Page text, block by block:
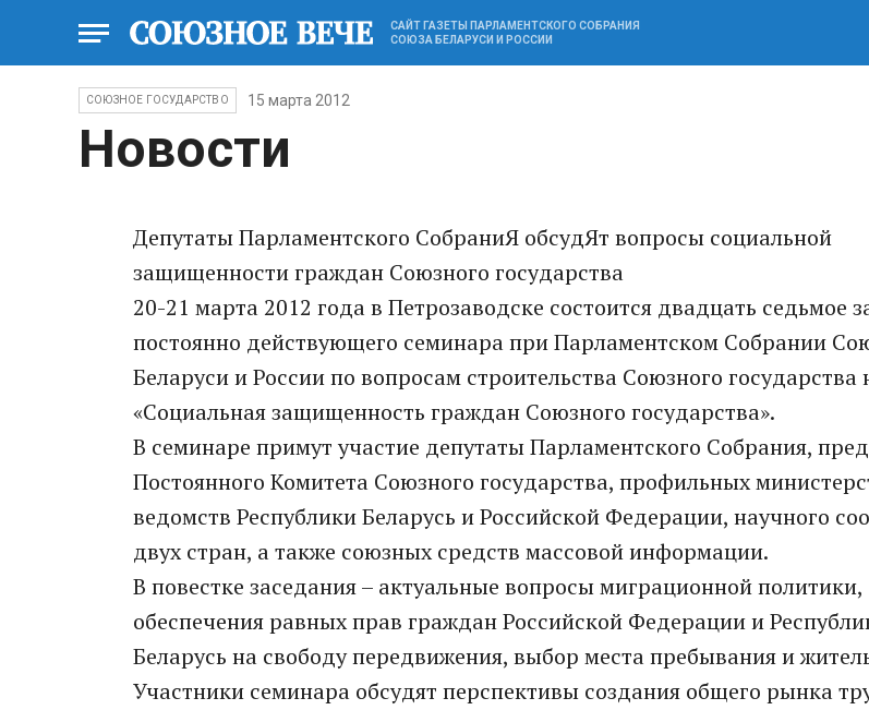
САЙТ ГАЗЕТЫ ПАРЛАМЕНТСКОГО СОБРАНИЯ
СОЮЗА БЕЛАРУСИ И РОССИИ
СОЮЗНОЕ ГОСУДАРСТВО 15 марта 2012
Новости
Депутаты Парламентского СобраниЯ обсудЯт вопросы социальной
защищенности граждан Союзного государства
20-21 марта 2012 года в Петрозаводске состоится двадцать седьмое
постоянно действующего семинара при Парламентском Собрании
Беларуси и России по вопросам строительства Союзного государства
«Социальная защищенность граждан Союзного государства».
В семинаре примут участие депутаты Парламентского Собрания,
Постоянного Комитета Союзного государства, профильных
ведомств Республики Беларусь и Российской Федерации, научного
двух стран, а также союзных средств массовой информации.
В повестке заседания – актуальные вопросы миграционной политики,
обеспечения равных прав граждан Российской Федерации и
Беларусь на свободу передвижения, выбор места пребывания и
Участники семинара обсудят перспективы создания общего рынка